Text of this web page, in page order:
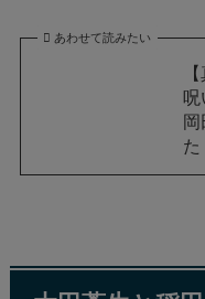
あわせて読みたい
呪
岡
た